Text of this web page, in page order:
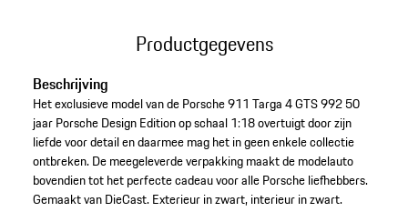
Productgegevens
Beschrijving
Het exclusieve model van de Porsche 911 Targa 4 GTS 992 50
jaar Porsche Design Edition op schaal 1:18 overtuigt door zijn
liefde voor detail en daarmee mag het in geen enkele collectie
ontbreken. De meegeleverde verpakking maakt de modelauto
bovendien tot het perfecte cadeau voor alle Porsche liefhebbers.
Gemaakt van DieCast. Exterieur in zwart, interieur in zwart.